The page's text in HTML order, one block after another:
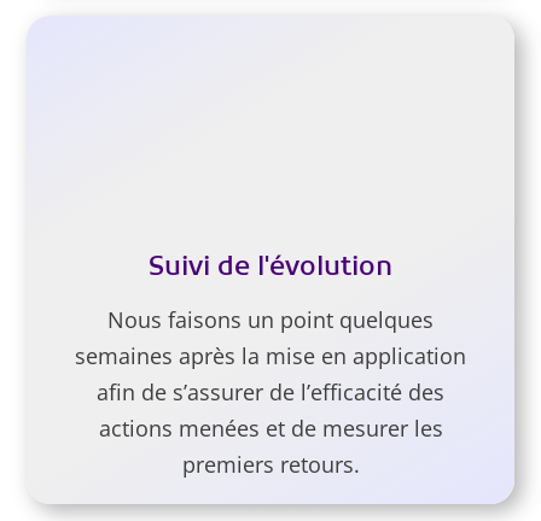
Suivi de l'évolution
Nous faisons un point quelques
semaines après la mise en application
afin de s’assurer de l’efficacité des
actions menées et de mesurer les
premiers retours.